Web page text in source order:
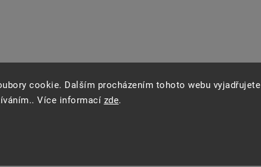
cookie. Dalším procházením tohoto webu vyjadřujete
Více informací zde.